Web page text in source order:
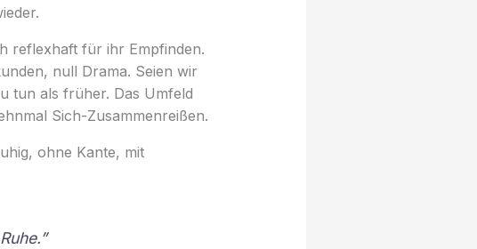
reflexhaft für ihr Empfinden.
null Drama. Seien wir
tun als früher. Das Umfeld
Sich-Zusammenreißen.
ohne Kante, mit